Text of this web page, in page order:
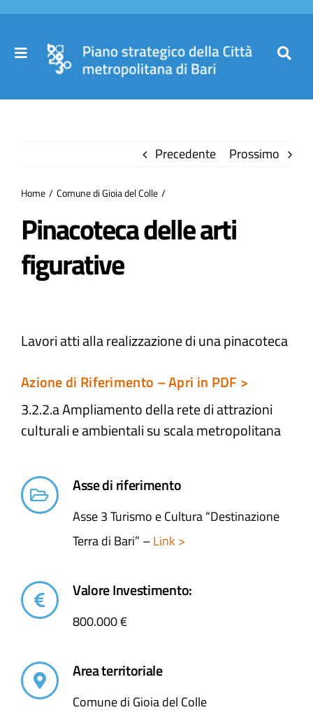
Salta
contenuto
Toggle
Partecipa
Atti e Docunenti
Precedente Prossimo
Home Comune di Gioia del Colle
Pinacoteca delle arti
figurative
Lavori atti alla realizzazione di una pinacoteca
Azione di Riferimento – Apri in PDF >
3.2.2.a Ampliamento della rete di attrazioni
culturali e ambientali​ su scala metropolitana
Asse di riferimento
Asse 3 Turismo e Cultura “Destinazione
Terra di Bari” –Link >
Valore Investimento:
800.000 €
Area territoriale
Comune di Gioia del Colle